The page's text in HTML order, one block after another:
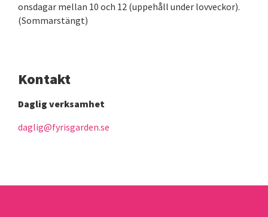
onsdagar mellan 10 och 12 (uppehåll under lovveckor).
(Sommarstängt)
Kontakt
Daglig verksamhet
daglig@fyrisgarden.se